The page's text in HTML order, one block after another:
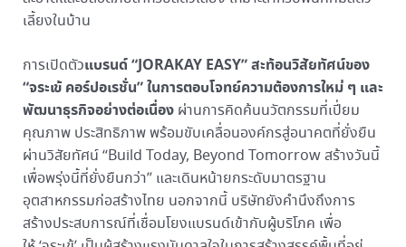
เลี้ยงในบ้าน
การเปิดตัวแบรนด์ “JORAKAY EASY” สะท้อนวิสัยทัศน์ของ
“จระเข้ คอร์ปอเรชั่น” ในการตอบโจทย์ความต้องการใหม่ ๆ และ
พัฒนาธุรกิจอย่างต่อเนื่องผ่านการคิดค้นนวัตกรรมที่เปี่ยม
คุณภาพ ประสิทธิภาพ พร้อมขับเคลื่อนองค์กรสู่อนาคตที่ยั่งยืน
ผ่านวิสัยทัศน์ “Build Today, Beyond Tomorrow สร้างวันนี้
เพื่อพรุ่งนี้ที่ยั่งยืนกว่า” และเดินหน้ายกระดับมาตรฐาน
อุตสาหกรรมก่อสร้างไทย นอกจากนี้ บริษัทยังคำนึงถึงการ
สร้างประสบการณ์ที่เชื่อมโยงแบรนด์เข้ากับผู้บริโภค เพื่อ